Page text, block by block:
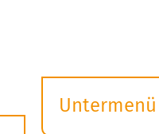
Untermenü